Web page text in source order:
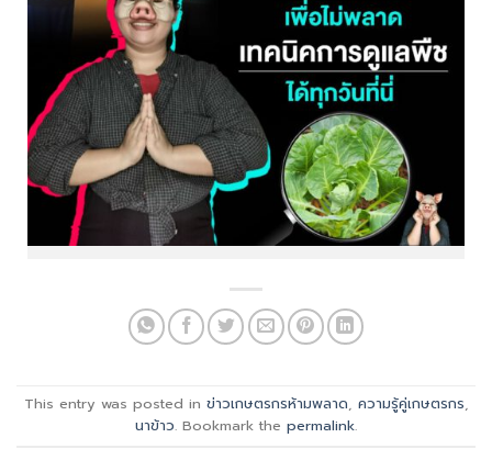
This entry was posted in ข่าวเกษตรกรห้ามพลาด, ความรู้คู่เกษตรกร,
นาข้าว. Bookmark the permalink.